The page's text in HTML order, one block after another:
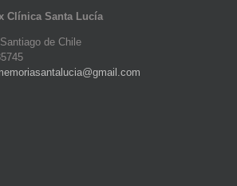
Clínica Santa Lucía
de Chile